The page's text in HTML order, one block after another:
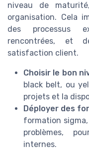
niveau de
organisation. Cela
des processus
rencontrées, et
satisfaction client.
Choisir le bon
black belt, ou
projets et la
Déployer des
formation
problèmes,
internes.